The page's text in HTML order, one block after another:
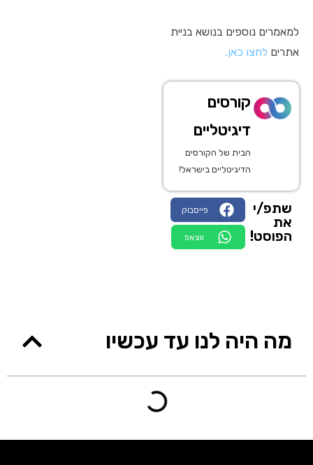
למאמרים נוספים בנושא בניית
אתרים לחצו כאן.
קורסים
דיגיטליים
הבית של הקורסים
הדיגיטליים בישראל!
שתפ/י
את
הפוסט!
פייסבוק
ווצאפ
מה היה לנו עד עכשיו